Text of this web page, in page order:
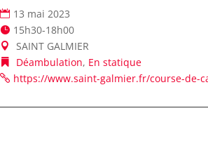
13 mai 2023
15h30-18h00
SAINT GALMIER
Déambulation, En statique
https://www.saint-galmier.fr/course-de-